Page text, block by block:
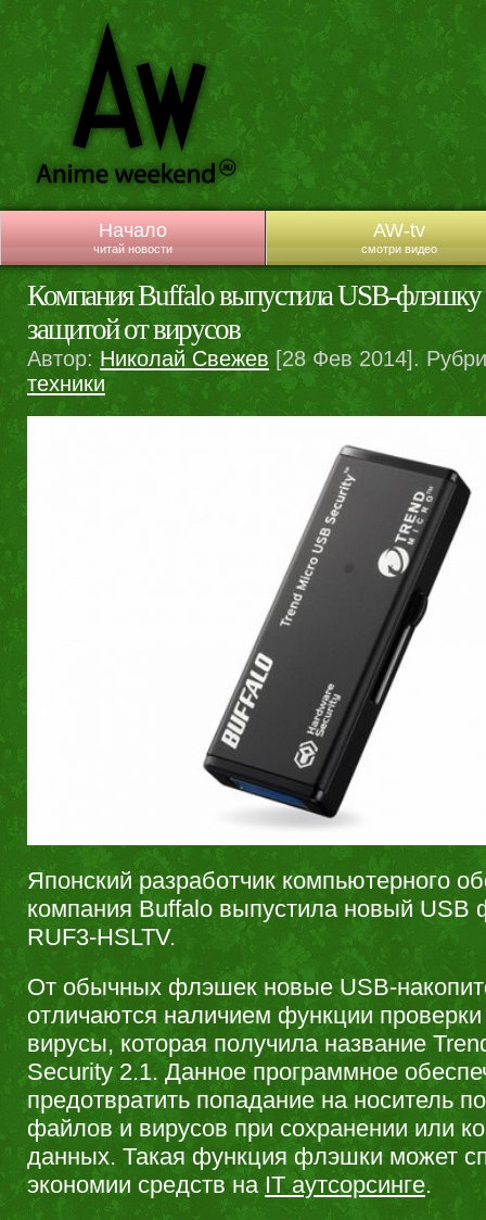
Начало
читай новости
AW-tv
смотри видео
Компания Buffalo выпустила USB-флэшку
защитой от вирусов
Автор: Николай Свежев [28 Фев 2014].
техники
Японский разработчик компьютерного
компания Buffalo выпустила новый USB
RUF3-HSLTV.
От обычных флэшек новые USB-
отличаются наличием функции
вирусы, которая получила название
Security 2.1. Данное программное
предотвратить попадание на носитель
файлов и вирусов при сохранении или
данных. Такая функция флэшки может
экономии средств на IT аутсорсинге.